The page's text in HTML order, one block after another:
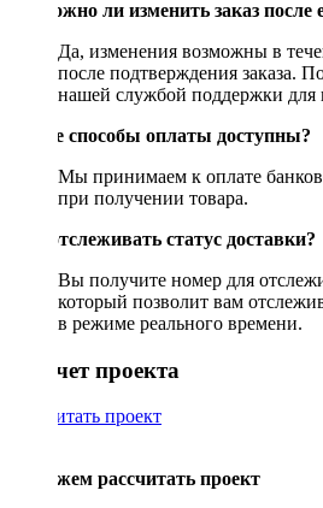
Возможно ли изменить заказ после
Да, изменения возможны в
после подтверждения заказа.
нашей службой поддержки для
Какие способы оплаты доступны?
Мы принимаем к оплате
при получении товара.
Как отслеживать статус доставки?
Вы получите номер для
который позволит вам
в режиме реального времени.
Рассчет проекта
Рассчитать проект
Поможем рассчитать проект